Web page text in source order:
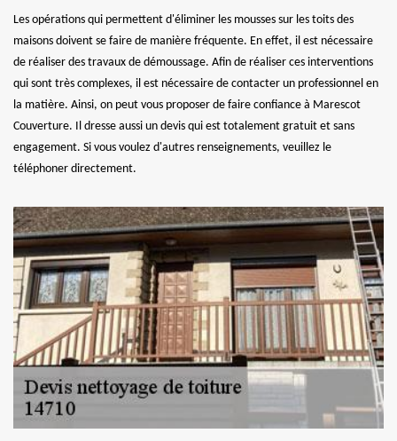
Les opérations qui permettent d'éliminer les mousses sur les toits des
maisons doivent se faire de manière fréquente. En effet, il est nécessaire
de réaliser des travaux de démoussage. Afin de réaliser ces interventions
qui sont très complexes, il est nécessaire de contacter un professionnel en
la matière. Ainsi, on peut vous proposer de faire confiance à Marescot
Couverture. Il dresse aussi un devis qui est totalement gratuit et sans
engagement. Si vous voulez d'autres renseignements, veuillez le
téléphoner directement.